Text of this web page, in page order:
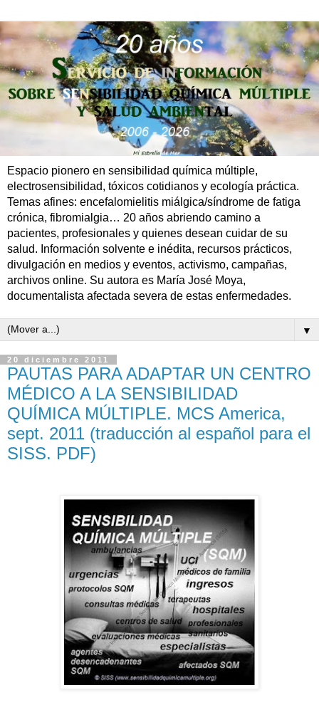
Espacio pionero en sensibilidad química múltiple,
electrosensibilidad, tóxicos cotidianos y ecología práctica.
Temas afines: encefalomielitis miálgica/síndrome de fatiga
crónica, fibromialgia… 20 años abriendo camino a
pacientes, profesionales y quienes desean cuidar de su
salud. Información solvente e inédita, recursos prácticos,
divulgación en medios y eventos, activismo, campañas,
archivos online. Su autora es María José Moya,
documentalista afectada severa de estas enfermedades.
▼
20 diciembre 2011
PAUTAS PARA ADAPTAR UN CENTRO
MÉDICO A LA SENSIBILIDAD
QUÍMICA MÚLTIPLE. MCS America,
sept. 2011 (traducción al español para el
SISS. PDF)